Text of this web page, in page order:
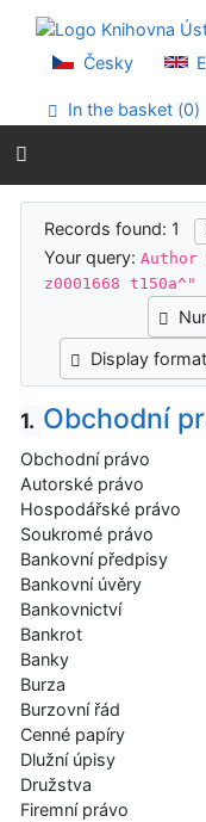
Go to menu
Accessibility
Česky
In the basket (0)
Search
Records found: 1
Your query:Author
z0001668 t150a^"
Display
1. Obchodní
Obchodní právo
Autorské právo
Hospodářské právo
Soukromé právo
Bankovní předpisy
Bankovní úvěry
Bankovnictví
Bankrot
Banky
Burza
Burzovní řád
Cenné papíry
Dlužní úpisy
Družstva
Firemní právo